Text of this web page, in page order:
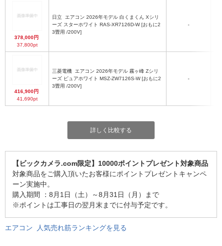
378,000円
37,800pt
日立
ーズ スターホワイト RAS-XR7126D-W [おもに2
3畳用 /200V]
-
416,900円
41,690pt
三菱電機
ーズ ピュアホワイト MSZ-ZW7126S-W [おもに2
3畳用 /200V]
-
詳しく比較する
【ビックカメラ.com限定】10000ポイントプレゼント対象商品
対象商品をご購入頂いたお客様にポイントプレゼントキャンペ
ーン実施中。
購入期間 ：8月1日（土）～8月31日（月）まで
※ポイントは工事日の翌月末までに付与予定です。
エアコン 人気売れ筋ランキングを見る